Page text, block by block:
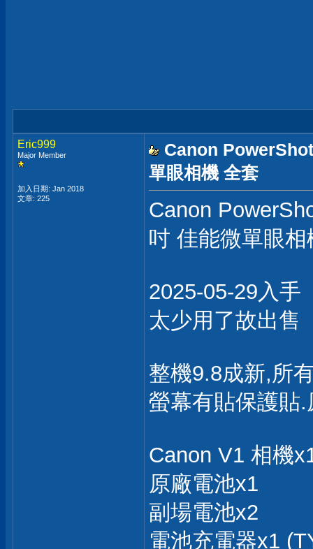
Eric999
Major Member
加入日期: Jan 2018
文章: 225
Canon
單眼相機 全套
Canon
吋 佳能微單眼相
2025-05-29入手
太少用了故出售
整機9.8成新,所
螢幕有貼保護貼
Canon V1 相機
原廠電池x1
副場電池x2
電池充電器x1